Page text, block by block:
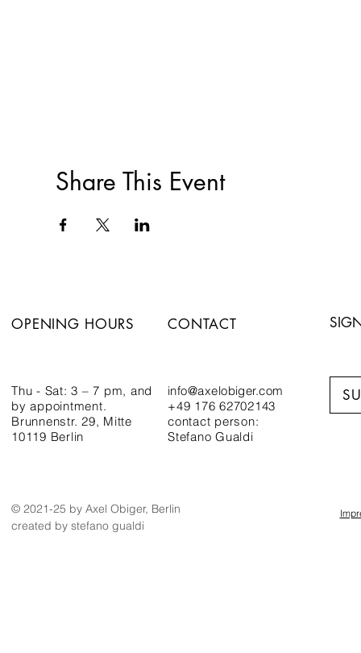
Share This Event
OPENING HOURS CONTACT
Thu - Sat: 3 – 7 pm, and
by appointment.
Brunnenstr. 29, Mitte
10119 Berlin
info@axelobiger.com
+49 176 62702143
contact person:
Stefano Gualdi
© 2021-25 by Axel Obiger, Berlin
created by stefano gualdi